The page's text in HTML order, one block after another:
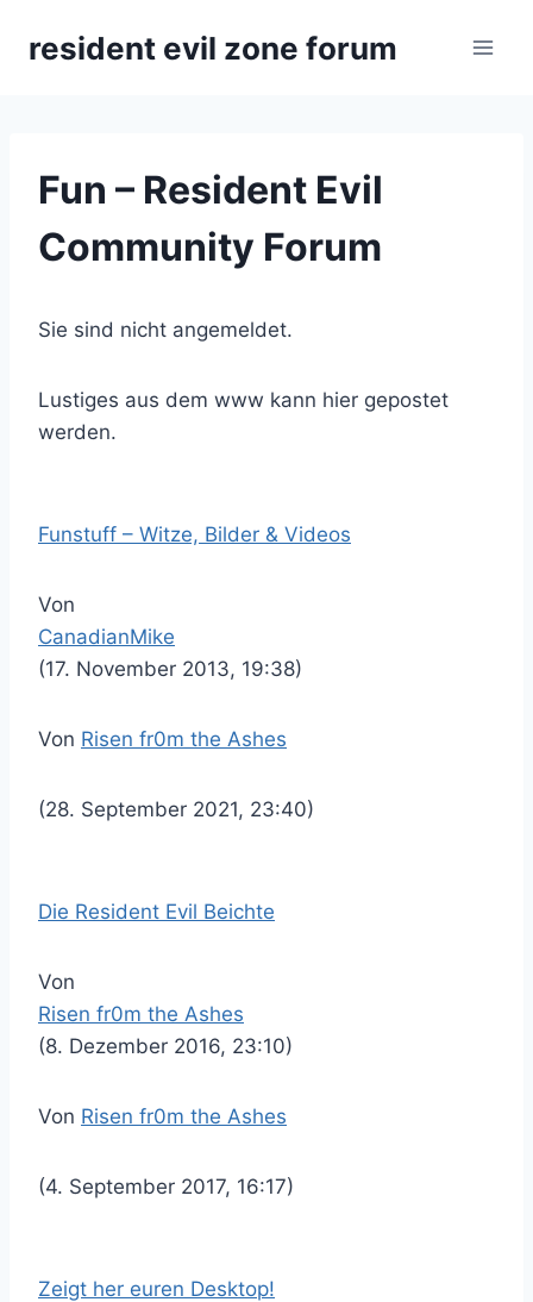
Inhaltresident evil zone forum
Fun – Resident Evil
Community Forum
Sie sind nicht angemeldet.
Lustiges aus dem www kann hier gepostet
werden.
Funstuff – Witze, Bilder & Videos
Von
CanadianMike
(17. November 2013, 19:38)
Von Risen fr0m the Ashes
(28. September 2021, 23:40)
Die Resident Evil Beichte
Von
Risen fr0m the Ashes
(8. Dezember 2016, 23:10)
Von Risen fr0m the Ashes
(4. September 2017, 16:17)
Zeigt her euren Desktop!